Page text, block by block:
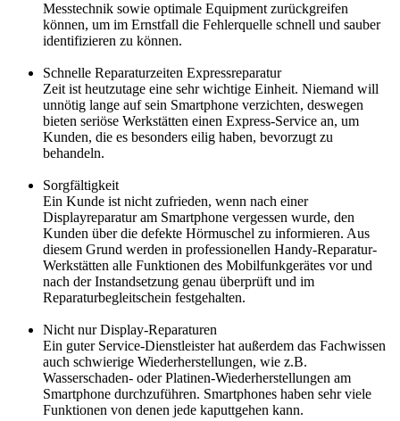
Messtechnik sowie optimale Equipment zurückgreifen
können, um im Ernstfall die Fehlerquelle schnell und sauber
identifizieren zu können.
Schnelle Reparaturzeiten Expressreparatur
Zeit ist heutzutage eine sehr wichtige Einheit. Niemand will
unnötig lange auf sein Smartphone verzichten, deswegen
bieten seriöse Werkstätten einen Express-Service an, um
Kunden, die es besonders eilig haben, bevorzugt zu
behandeln.
Sorgfältigkeit
Ein Kunde ist nicht zufrieden, wenn nach einer
Displayreparatur am Smartphone vergessen wurde, den
Kunden über die defekte Hörmuschel zu informieren. Aus
diesem Grund werden in professionellen Handy-Reparatur-
Werkstätten alle Funktionen des Mobilfunkgerätes vor und
nach der Instandsetzung genau überprüft und im
Reparaturbegleitschein festgehalten.
Nicht nur Display-Reparaturen
Ein guter Service-Dienstleister hat außerdem das Fachwissen
auch schwierige Wiederherstellungen, wie z.B.
Wasserschaden- oder Platinen-Wiederherstellungen am
Smartphone durchzuführen. Smartphones haben sehr viele
Funktionen von denen jede kaputtgehen kann.